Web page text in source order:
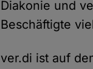
Diakonie und
Beschäftigte
ver.di ist auf